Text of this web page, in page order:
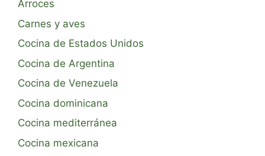
Arroces
Carnes y aves
Cocina de Estados Unidos
Cocina de Argentina
Cocina de Venezuela
Cocina dominicana
Cocina mediterránea
Cocina mexicana